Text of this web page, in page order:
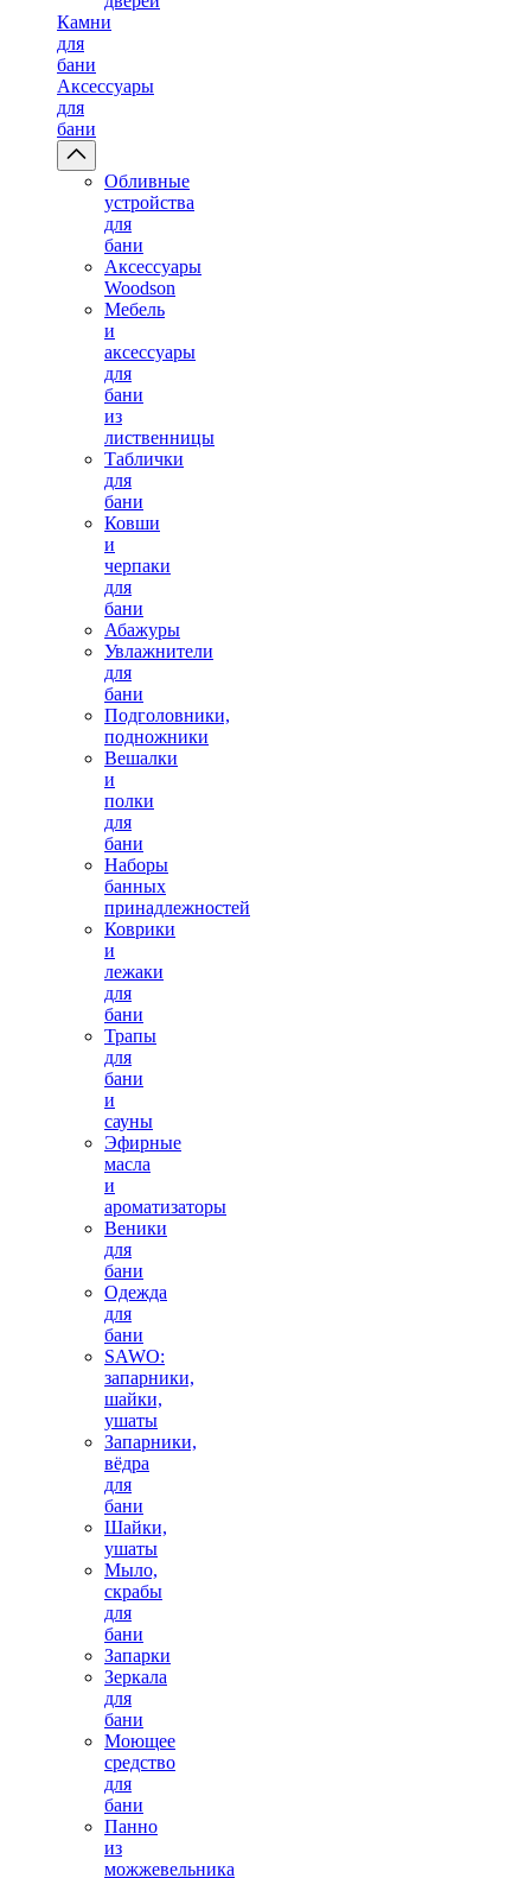
Камни
для
бани
Аксессуары
для
бани
Обливные
устройства
для
бани
Аксессуары
Woodson
Мебель
и
аксессуары
для
бани
из
лиственницы
Таблички
для
бани
Ковши
и
черпаки
для
бани
Абажуры
Увлажнители
для
бани
Подголовники,
подножники
Вешалки
и
полки
для
бани
Наборы
банных
принадлежностей
Коврики
и
лежаки
для
бани
Трапы
для
бани
и
сауны
Эфирные
масла
и
ароматизаторы
Веники
для
бани
Одежда
для
бани
SAWO:
запарники,
шайки,
ушаты
Запарники,
вёдра
для
бани
Шайки,
ушаты
Мыло,
скрабы
для
бани
Запарки
Зеркала
для
бани
Моющее
средство
для
бани
Панно
из
можжевельника